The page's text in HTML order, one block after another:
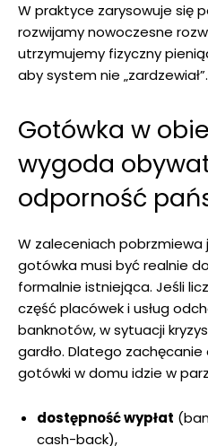
W praktyce zarysowuje się
rozwijamy nowoczesne
utrzymujemy fizyczny
aby system nie „zardzewiał”.
Gotówka w
wygoda
odporność
W zaleceniach pobrzmiewa
gotówka musi być realnie
formalnie istniejąca. Jeśli
część placówek i usług
banknotów, w sytuacji
gardło. Dlatego
gotówki w domu idzie w
dostępność wypłat
cash-back),